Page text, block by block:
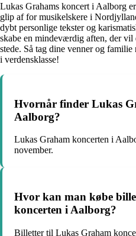
Lukas Grahams koncert i Aalborg
glip af for musikelskere i
dybt personlige tekster og
skabe en mindeværdig aften, der
stede. Så tag dine venner og
i verdensklasse!
Hvornår finder Lukas
Aalborg?
Lukas Graham koncerten i
november.
Hvor kan man købe
koncerten i Aalborg?
Billetter til Lukas Graham